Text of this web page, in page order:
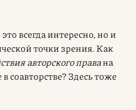
всегда интересно, но и
точки зрения. Как
авторского правана
соавторстве? Здесь тоже